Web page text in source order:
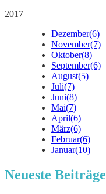
2017
Dezember(6)
November(7)
Oktober(8)
September(6)
August(5)
Juli(7)
Juni(8)
Mai(7)
April(6)
März(6)
Februar(6)
Januar(10)
Neueste Beiträge